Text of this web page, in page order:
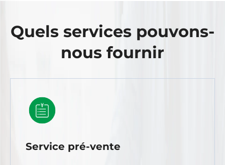
Quels services pouvons-
nous fournir
Service pré-vente